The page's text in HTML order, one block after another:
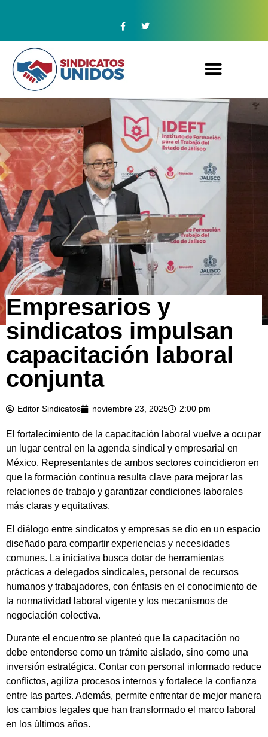
Empresarios y
sindicatos impulsan
capacitación laboral
conjunta
Editor Sindicatos noviembre 23, 2025 2:00 pm
El fortalecimiento de la capacitación laboral vuelve a ocupar
un lugar central en la agenda sindical y empresarial en
México. Representantes de ambos sectores coincidieron en
que la formación continua resulta clave para mejorar las
relaciones de trabajo y garantizar condiciones laborales
más claras y equitativas.
El diálogo entre sindicatos y empresas se dio en un espacio
diseñado para compartir experiencias y necesidades
comunes. La iniciativa busca dotar de herramientas
prácticas a delegados sindicales, personal de recursos
humanos y trabajadores, con énfasis en el conocimiento de
la normatividad laboral vigente y los mecanismos de
negociación colectiva.
Durante el encuentro se planteó que la capacitación no
debe entenderse como un trámite aislado, sino como una
inversión estratégica. Contar con personal informado reduce
conflictos, agiliza procesos internos y fortalece la confianza
entre las partes. Además, permite enfrentar de mejor manera
los cambios legales que han transformado el marco laboral
en los últimos años.